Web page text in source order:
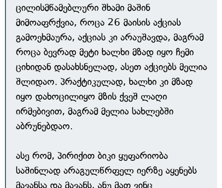
ცილისმწამებლური შხამი მაშინ
მიმოაფრქვია, როცა 26 მაისის აქციას
გამოეხმაურა, აქციას კი არაუშავდა, მაგრამ
როცა ბევრად მეტი ხალხი მზად იყო ჩემი
ციხიდან დასახსნელად, ასეთ აქციებს მელია
შლიდაო. პრაქტიკულად, ხალხი კი მზად
იყო დახოცილიყო მზის ქვეშ ლაღი
ირმებივით, მაგრამ მელია სახლებში
აბრუნებდაო.
ასე რომ, პირიქით ბიკი ყუფარიობა
საშინლად არაგულწრფელ იერზე აყენებს
მავანსა და მავანს, ანუ მათ ვინც